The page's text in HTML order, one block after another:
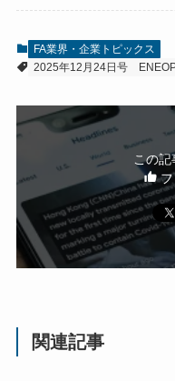
FA業界・企業トピックス
2025年12月24日号
この記
フ
関連記事